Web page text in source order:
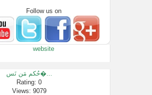
Rating: 0
Views: 4463
شرح اسم الله ...
Rating: 0
Views: 22462
Follow us on
website
حُكم مَن نَس�...
Rating: 0
Views: 9079